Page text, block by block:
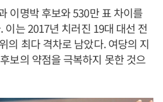
이명박 후보와 530만 표 차이를
이는 2017년 치러진 19대 대선 전
의 최다 격차로 남았다. 여당의 지
보의 약점을 극복하지 못한 것으